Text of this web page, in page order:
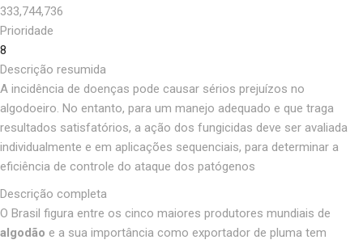
333,744,736
Prioridade
8
Descrição resumida
A incidência de doenças pode causar sérios prejuízos no
algodoeiro. No entanto, para um manejo adequado e que traga
resultados satisfatórios, a ação dos fungicidas deve ser avaliada
individualmente e em aplicações sequenciais, para determinar a
eficiência de controle do ataque dos patógenos
Descrição completa
O Brasil figura entre os cinco maiores produtores mundiais de
algodão e a sua importância como exportador de pluma tem